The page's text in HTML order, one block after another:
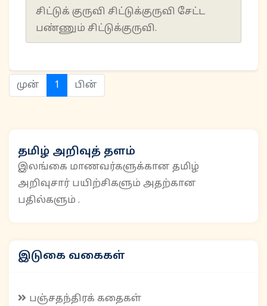
சிட்டுக் குருவி சிட்டுக்குருவி சேட்ட
பண்ணும் சிட்டுக்குருவி.
முன் 1 (current)
பின்
தமிழ் அறிவுத் தளம்
இலங்கை மாணவர்களுக்கான தமிழ்
அறிவுசார் பயிற்சிகளும் அதற்கான
பதில்களும் .
இடுகை வகைகள்
பஞ்சதந்திரக் கதைகள்